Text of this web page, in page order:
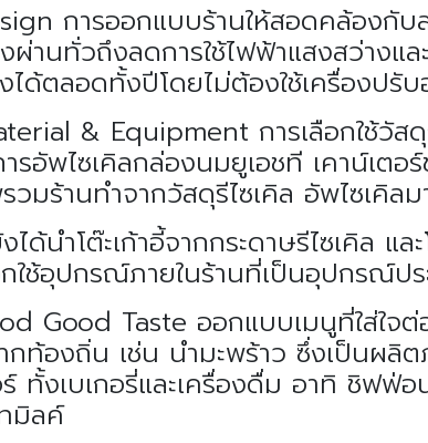
การออกแบบร้านให้สอดคล้องกั
ผ่านทั่วถึงลดการใช้ไฟฟ้าแสงสว่างแ
ได้ตลอดทั้งปีโดยไม่ต้องใช้เครื่องปรับ
& Equipment การเลือกใช้วัส
รอัพไซเคิลกล่องนมยูเอชที เคาน์เต
วมร้านทำจากวัสดุรีไซเคิล อัพไซเคิล
ด้นำโต๊ะเก้าอี้จากกระดาษรีไซเคิล แ
ใช้อุปกรณ์ภายในร้านที่เป็นอุปกรณ์
Good Taste ออกแบบเมนูที่ใส่ใจ
กท้องถิ่น เช่น นำมะพร้าว ซึ่งเป็นผ
ร์ ทั้งเบเกอรี่และเครื่องดื่ม อาทิ ชิฟ
มิลค์